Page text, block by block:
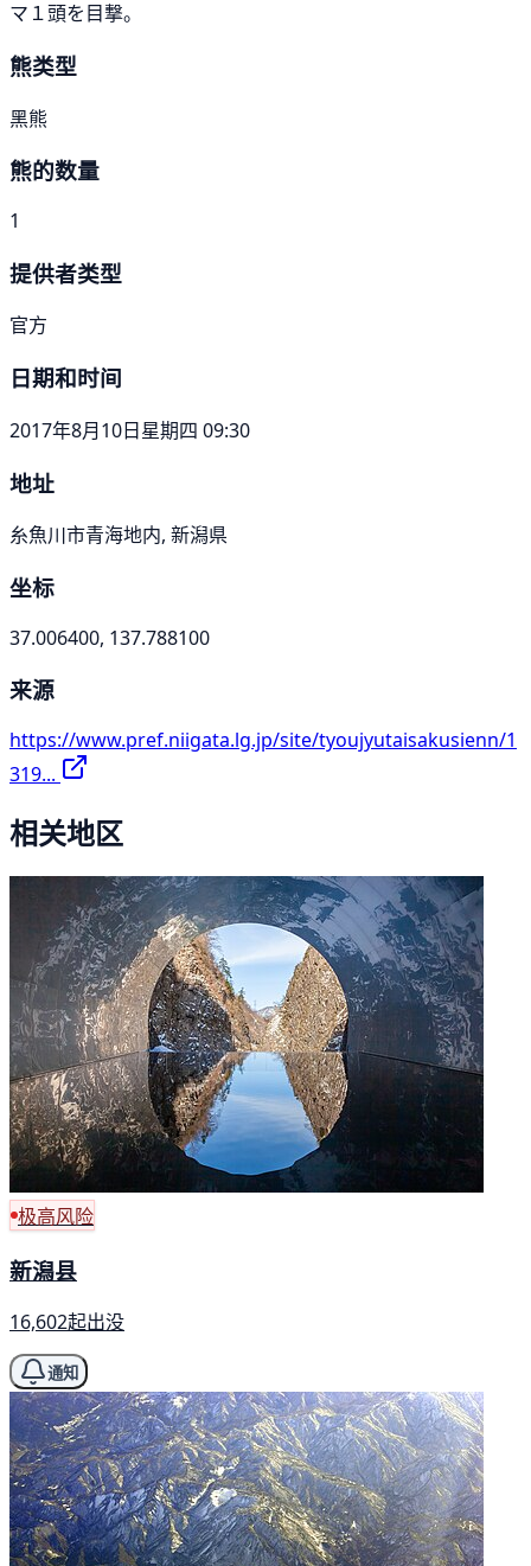
マ１頭を目撃。
熊类型
黑熊
熊的数量
1
提供者类型
官方
日期和时间
2017年8月10日星期四 09:30
地址
糸魚川市青海地内, 新潟県
坐标
37.006400, 137.788100
来源
https://www.pref.niigata.lg.jp/site/tyoujyutaisakusienn/1
319...
相关地区
极高风险
新潟县
16,602起出没
通知